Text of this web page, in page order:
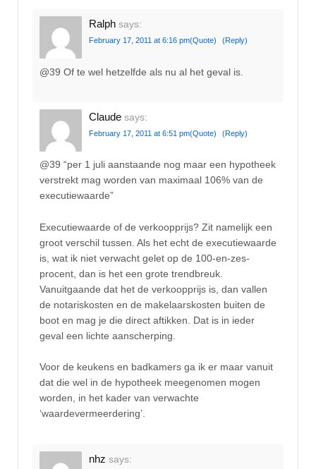
Ralph says:
February 17, 2011 at 6:16 pm(Quote) (Reply)
@39 Of te wel hetzelfde als nu al het geval is.
Claude says:
February 17, 2011 at 6:51 pm(Quote) (Reply)
@39 “per 1 juli aanstaande nog maar een hypotheek
verstrekt mag worden van maximaal 106% van de
executiewaarde”
Executiewaarde of de verkoopprijs? Zit namelijk een
groot verschil tussen. Als het echt de executiewaarde
is, wat ik niet verwacht gelet op de 100-en-zes-
procent, dan is het een grote trendbreuk.
Vanuitgaande dat het de verkoopprijs is, dan vallen
de notariskosten en de makelaarskosten buiten de
boot en mag je die direct aftikken. Dat is in ieder
geval een lichte aanscherping.
Voor de keukens en badkamers ga ik er maar vanuit
dat die wel in de hypotheek meegenomen mogen
worden, in het kader van verwachte
‘waardevermeerdering’.
nhz says: